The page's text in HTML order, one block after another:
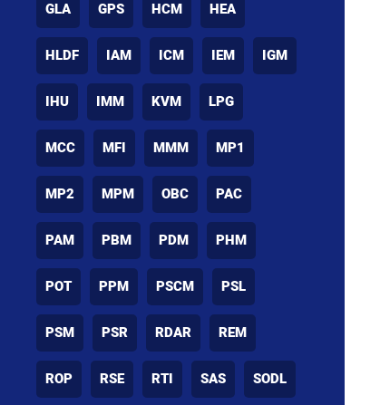
GLA GPS HCM HEA
HLDF IAM ICM IEM IGM
IHU IMM KVM LPG
MCC MFI MMM MP1
MP2 MPM OBC PAC
PAM PBM PDM PHM
POT PPM PSCM PSL
PSM PSR RDAR REM
ROP RSE RTI SAS SODL